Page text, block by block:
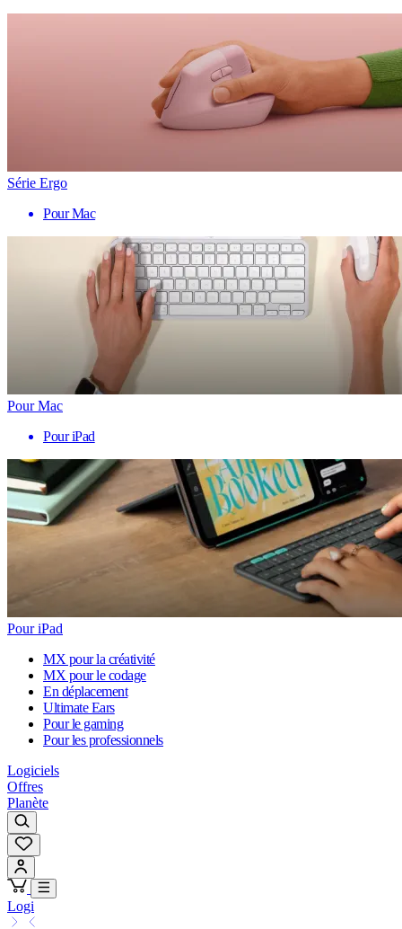
Série Ergo
Pour Mac
Pour Mac
Pour iPad
Pour iPad
MX pour la créativité
MX pour le codage
En déplacement
Ultimate Ears
Pour le gaming
Pour les professionnels
Logiciels
Offres
Planète
Logi